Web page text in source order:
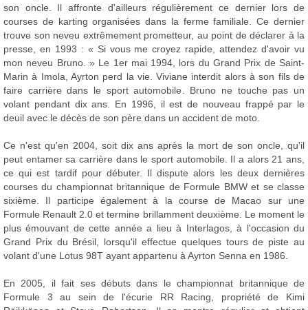
son oncle. Il affronte d'ailleurs régulièrement ce dernier lors de
courses de karting organisées dans la ferme familiale. Ce dernier
trouve son neveu extrêmement prometteur, au point de déclarer à la
presse, en 1993 : « Si vous me croyez rapide, attendez d'avoir vu
mon neveu Bruno. » Le 1er mai 1994, lors du Grand Prix de Saint-
Marin à Imola, Ayrton perd la vie. Viviane interdit alors à son fils de
faire carrière dans le sport automobile. Bruno ne touche pas un
volant pendant dix ans. En 1996, il est de nouveau frappé par le
deuil avec le décès de son père dans un accident de moto.
Ce n'est qu'en 2004, soit dix ans après la mort de son oncle, qu'il
peut entamer sa carrière dans le sport automobile. Il a alors 21 ans,
ce qui est tardif pour débuter. Il dispute alors les deux dernières
courses du championnat britannique de Formule BMW et se classe
sixième. Il participe également à la course de Macao sur une
Formule Renault 2.0 et termine brillamment deuxième. Le moment le
plus émouvant de cette année a lieu à Interlagos, à l'occasion du
Grand Prix du Brésil, lorsqu'il effectue quelques tours de piste au
volant d'une Lotus 98T ayant appartenu à Ayrton Senna en 1986.
En 2005, il fait ses débuts dans le championnat britannique de
Formule 3 au sein de l'écurie RR Racing, propriété de Kimi